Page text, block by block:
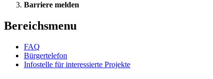
Barriere melden
Bereichsmenu
FAQ
Bür­ger­te­le­fon
In­fo­stel­le für in­ter­es­sier­te Pro­jek­te